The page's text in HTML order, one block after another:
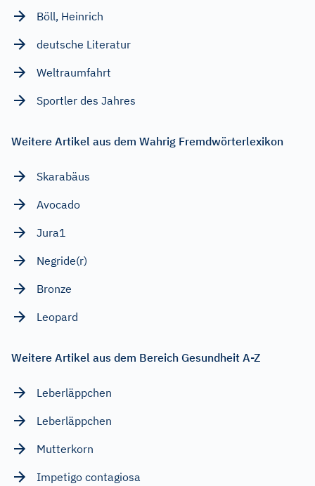
Böll, Heinrich
deutsche Literatur
Weltraumfahrt
Sportler des Jahres
Weitere Artikel aus dem Wahrig Fremdwörterlexikon
Skarabäus
Avocado
Jura1
Negride(r)
Bronze
Leopard
Weitere Artikel aus dem Bereich Gesundheit A-Z
Leberläppchen
Leberläppchen
Mutterkorn
Impetigo contagiosa